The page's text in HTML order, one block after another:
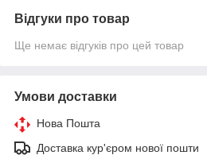
Відгуки про товар
Ще немає відгуків про цей товар
Умови доставки
Нова Пошта
Доставка кур'єром нової пошти